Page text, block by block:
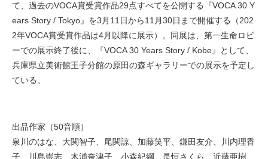
て、過去のVOCA賞受賞作品29点すべてを公開する『VOCA 30 Y
ears Story / Tokyo』を3月11日から11月30日まで開催する（202
2年VOCA賞受賞作品は4月以降に展示）。同展は、第一生命ロビ
ーでの展示終了後に、『VOCA 30 Years Story / Kobe』として、
兵庫県立美術館王子分館の原田の森ギャラリーでの展示を予定し
ている。
出品作家（50音順）
泉川のはな、大関智子、尾関諒、加藤笑平、鎌田友介、川内理香
子、川島崇志、木浦奈津子、小森紀綱、是恒さくら、近藤亜樹、